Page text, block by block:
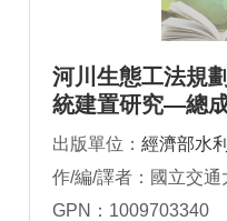
河川生態工法規
統建置研究—總
出版單位： 經濟部水
作/編/譯者：國立交通
GPN：1009703340